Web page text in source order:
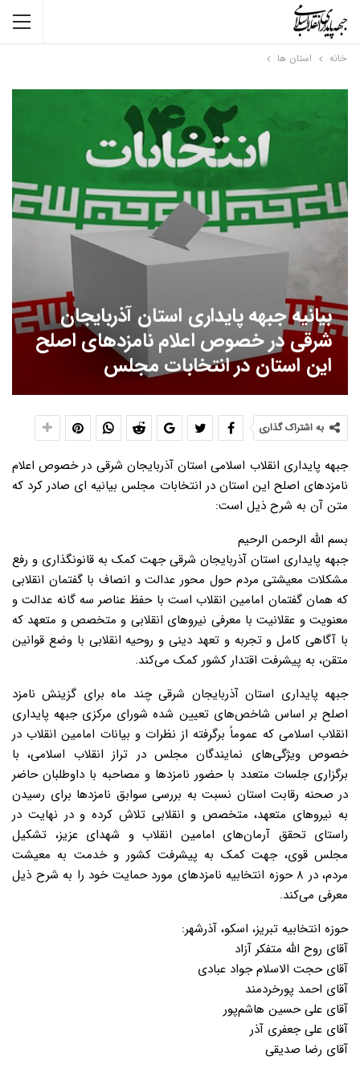
خانه استان ها
بیانیه جبهه پایداری استان آذربایجان
شرقی در خصوص اعلام نامزدهای اصلح
این استان در انتخابات مجلس
به اشتراک گذاری
جبهه پایداری انقلاب اسلامی استان آذربایجان شرقی در خصوص اعلام
نامزدهای اصلح این استان در انتخابات مجلس بیانیه ای صادر کرد که
متن آن به شرح ذیل است:
بسم الله الرحمن الرحیم
جبهه پایداری استان آذربایجان شرقی جهت کمک به قانونگذاری و رفع
مشکلات معیشتی مردم حول محور عدالت و انصاف با گفتمان انقلابی
که همان گفتمان امامین انقلاب است با حفظ عناصر سه گانه عدالت و
معنویت و عقلانیت با معرفی نیروهای انقلابی و متخصص و متعهد که
با آگاهی کامل و تجربه و تعهد دینی و روحیه انقلابی با وضع قوانین
متقن، به پیشرفت اقتدار کشور کمک می‌کند.
جبهه پایداری استان آذربایجان شرقی چند ماه برای گزینش نامزد
اصلح بر اساس شاخص‌های تعیین شده شورای مرکزی جبهه پایداری
انقلاب اسلامی که عموماً برگرفته از نظرات و بیانات امامین انقلاب در
خصوص ویژگی‌های نمایندگان مجلس در تراز انقلاب اسلامی، با
برگزاری جلسات متعدد با حضور نامزدها و مصاحبه با داوطلبان حاضر
در صحنه رقابت استان نسبت به بررسی سوابق نامزدها برای رسیدن
به نیروهای متعهد، متخصص و انقلابی تلاش کرده و در نهایت در
راستای تحقق آرمان‌های امامین انقلاب و شهدای عزیز، تشکیل
مجلس قوی، جهت کمک به پیشرفت کشور و خدمت به معیشت
مردم، در ۸ حوزه انتخابیه نامزدهای مورد حمایت خود را به شرح ذیل
معرفی می‌کند.
حوزه انتخابیه تبریز، اسکو، آذرشهر:
آقای روح الله متفکر آزاد
آقای حجت الاسلام جواد عبادی
آقای احمد پورخردمند
آقای علی حسین هاشم‌پور
آقای علی جعفری آذر
آقای رضا صدیقی